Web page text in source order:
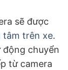
sẽ được
tâm trên xe.
động chuyển
từ camera